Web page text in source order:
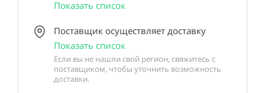
Показать список
Поставщик осуществляет доставку
Показать список
Если вы не нашли свой регион, свяжитесь с
поставщиком, чтобы уточнить возможность
доставки.